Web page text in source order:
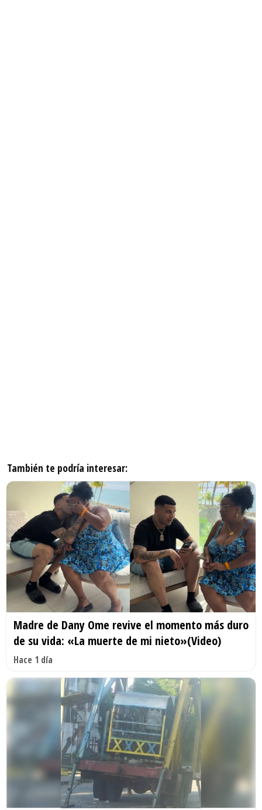
También te podría interesar:
Madre de Dany Ome revive el momento más duro
de su vida: «La muerte de mi nieto»(Video)
Hace 1 día